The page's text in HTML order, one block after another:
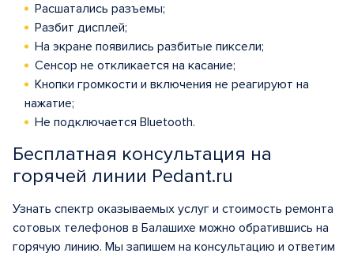
Расшатались разъемы;
Разбит дисплей;
На экране появились разбитые пиксели;
Сенсор не откликается на касание;
Кнопки громкости и включения не реагируют на
нажатие;
Не подключается Bluetooth.
Бесплатная консультация на
горячей линии Pedant.ru
Узнать спектр оказываемых услуг и стоимость ремонта
сотовых телефонов в Балашихе можно обратившись на
горячую линию. Мы запишем на консультацию и ответим